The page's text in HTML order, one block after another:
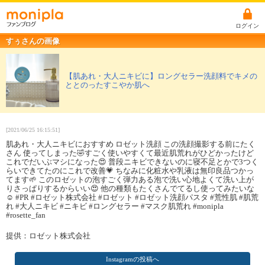
ログイン
すぅさんの画像
【肌あれ・大人ニキビに】ロングセラー洗顔料でキメの
ととのったすこやか肌へ
[2021/06/25 16:15:51]
肌あれ・大人ニキビにおすすめ ロゼット洗顔 この洗顔撮影する前にたく
さん 使ってしまった🤣すごく使いやすくて最近肌荒れがひどかったけど
これでだいぶマシになった😍 普段ニキビできないのに寝不足とかで3つく
らいできてたのにこれで改善💗 ちなみに化粧水や乳液は無印良品つかっ
てます🌱 このロゼットの泡すごく弾力ある泡で洗い心地よくて洗い上が
りさっぱりするからいい😍 他の種類もたくさんでてるし使ってみたいな
☺️ #PR #ロゼット株式会社 #ロゼット #ロゼット洗顔パスタ #荒性肌 #肌荒
れ #大人ニキビ #ニキビ #ロングセラー #マスク肌荒れ #monipla
#rosette_fan
提供：ロゼット株式会社
Instagramの投稿へ